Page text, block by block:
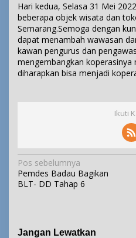
Hari kedua, Selasa 31 Mei
beberapa objek wisata dan
Semarang.Semoga dengan
dapat menambah wawasan
kawan pengurus dan
mengembangkan koperasinya
diharapkan bisa menjadi
Ikuti
N
a
a
Pos sebelumnya
Pemdes Badau Bagikan
BLT- DD Tahap 6
Jangan Lewatkan